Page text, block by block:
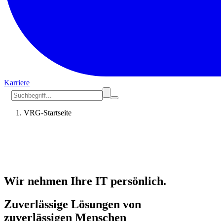
Karriere
VRG-Startseite
Wir nehmen Ihre IT persönlich.
Zuverlässige Lösungen von
zuverlässigen Menschen